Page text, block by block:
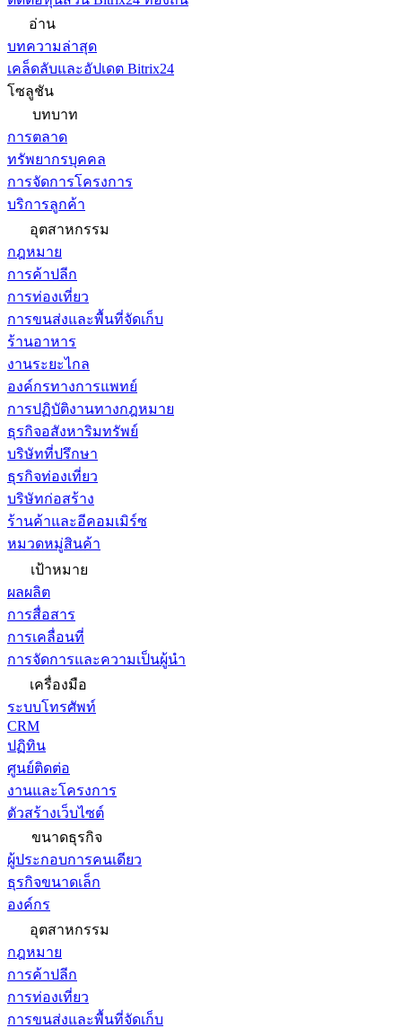
อ่าน
บทความล่าสุด
เคล็ดลับและอัปเดต Bitrix24
โซลูชัน
บทบาท
การตลาด
ทรัพยากรบุคคล
การจัดการโครงการ
บริการลูกค้า
อุตสาหกรรม
กฎหมาย
การค้าปลีก
การท่องเที่ยว
การขนส่งและพื้นที่จัดเก็บ
ร้านอาหาร
งานระยะไกล
องค์กรทางการแพทย์
การปฏิบัติงานทางกฎหมาย
ธุรกิจอสังหาริมทรัพย์
บริษัทที่ปรึกษา
ธุรกิจท่องเที่ยว
บริษัทก่อสร้าง
ร้านค้าและอีคอมเมิร์ซ
หมวดหมู่สินค้า
เป้าหมาย
ผลผลิต
การสื่อสาร
การเคลื่อนที่
การจัดการและความเป็นผู้นำ
เครื่องมือ
ระบบโทรศัพท์
CRM
ปฏิทิน
ศูนย์ติดต่อ
งานและโครงการ
ตัวสร้างเว็บไซต์
ขนาดธุรกิจ
ผู้ประกอบการคนเดียว
ธุรกิจขนาดเล็ก
องค์กร
อุตสาหกรรม
กฎหมาย
การค้าปลีก
การท่องเที่ยว
การขนส่งและพื้นที่จัดเก็บ